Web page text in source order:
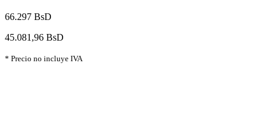
66.297 BsD
45.081,96 BsD
* Precio no incluye IVA